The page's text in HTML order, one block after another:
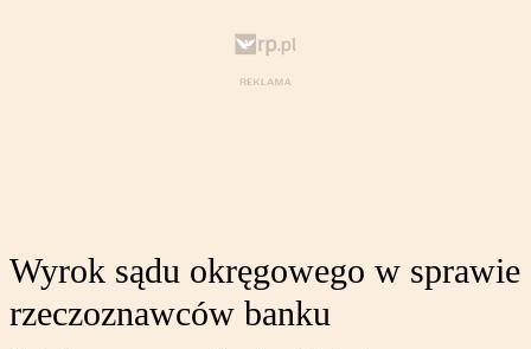
Wyrok sądu okręgowego w sprawie
rzeczoznawców banku